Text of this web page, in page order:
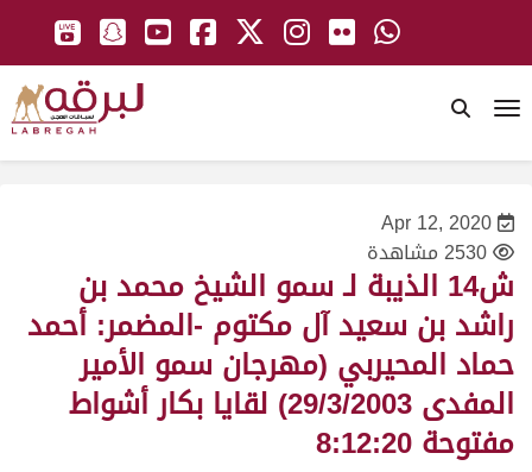
Apr 12, 2020
2530 مشاهدة
ش14 الذيبة لـ سمو الشيخ محمد بن
راشد بن سعيد آل مكتوم -المضمر: أحمد
حماد المحيربي (مهرجان سمو الأمير
المفدى 29/3/2003) لقايا بكار أشواط
مفتوحة 8:12:20